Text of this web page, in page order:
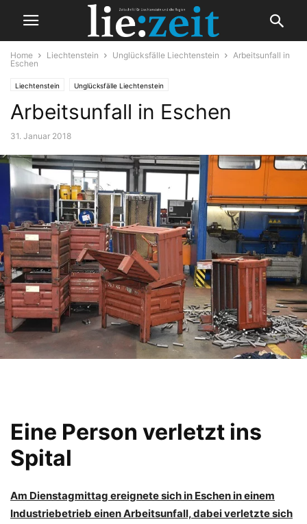
Home Liechtenstein Unglücksfälle Liechtenstein
Arbeitsunfall in
Eschen
Liechtenstein Unglücksfälle Liechtenstein
Arbeitsunfall in Eschen
31. Januar 2018
Eine Person verletzt ins
Spital
Am Dienstagmittag ereignete sich in Eschen in einem
Industriebetrieb einen Arbeitsunfall, dabei verletzte sich